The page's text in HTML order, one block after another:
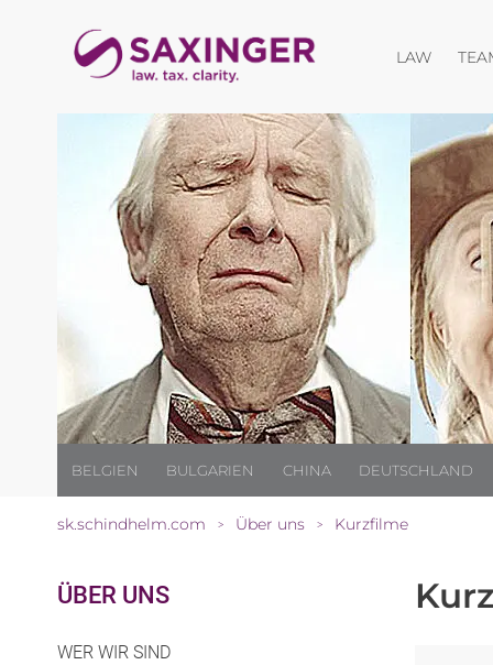
LAWMenü
BELGIEN BULGARIEN CHINA DEUTSCHLAND
sk.schindhelm.com > Über uns > Kurzfilme
ÜBER UNS
WER WIR SIND